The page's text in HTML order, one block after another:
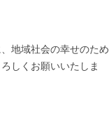
地域社会の幸せのため
しくお願いいたしま